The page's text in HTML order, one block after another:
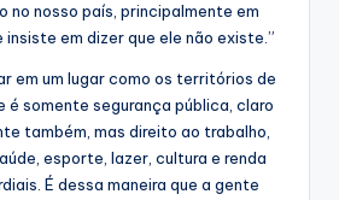
no nosso país, principalmente em
insiste em dizer que ele não existe.”
em um lugar como os territórios de
é somente segurança pública, claro
também, mas direito ao trabalho,
esporte, lazer, cultura e renda
É dessa maneira que a gente